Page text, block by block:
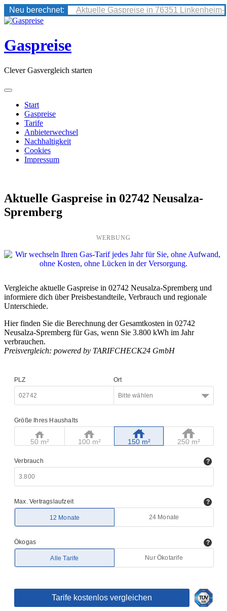
Neu berechnet:
Aktuelle Gaspreise in 76351 Linkenheim-
Skip
content
Gaspreise
Clever Gasvergleich starten
Start
Gaspreise
Tarife
Anbieterwechsel
Nachhaltigkeit
Cookies
Impressum
Aktuelle Gaspreise in 02742 Neusalza-
Spremberg
WERBUNG
Vergleiche aktuelle Gaspreise in 02742 Neusalza-Spremberg und
informiere dich über Preisbestandteile, Verbrauch und regionale
Unterschiede.
Hier finden Sie die Berechnung der Gesamtkosten in 02742
Neusalza-Spremberg für Gas, wenn Sie 3.800 kWh im Jahr
verbrauchen.
Preisvergleich: powered by TARIFCHECK24 GmbH